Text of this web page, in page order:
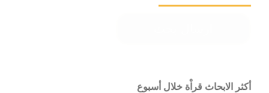
أكثر الابحاث قراْة خلال أسبوع